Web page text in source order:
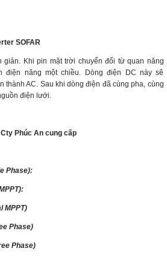
SOFAR
giản. Khi pin mặt trời chuyển đổi từ quan năng
điện năng một chiều. Dòng điện DC này sẽ
thành AC. Sau khi dòng điện đã cùng pha, cùng
điện lưới.
Phúc An cung cấp
Phase):
MPPT)
Phase)
Phase)